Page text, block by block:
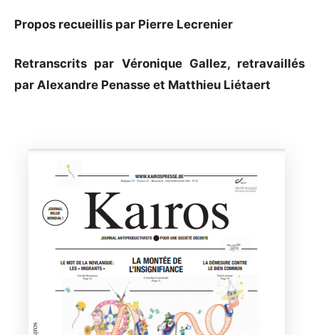
Propos recueillis par Pierre Lecrenier
Retranscrits par Véronique Gallez, retravaillés
par Alexandre Penasse et Matthieu Liétaert